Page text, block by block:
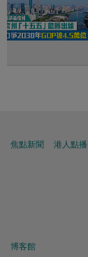
焦點新聞 港人點播
博客館